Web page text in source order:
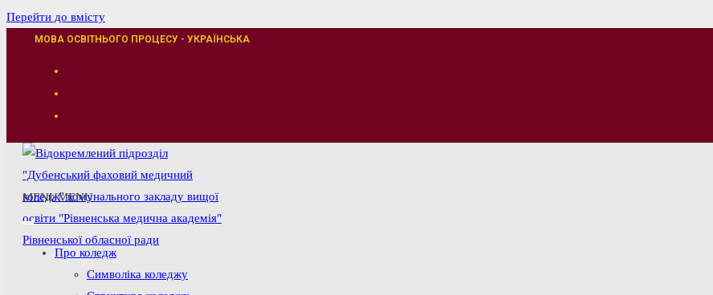
Перейти до вмісту
МОВА ОСВІТНЬОГО ПРОЦЕСУ - УКРАЇНСЬКА
MENUMENU
Про коледж
Символіка коледжу